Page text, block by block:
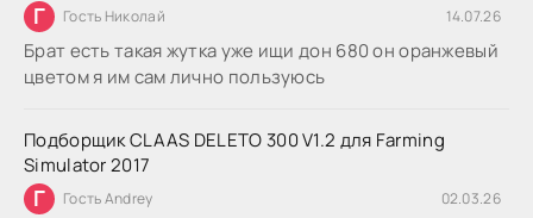
Г Гость Николай 14.07.26
Брат есть такая жутка уже ищи дон 680 он оранжевый
цветом я им сам лично пользуюсь
Подборщик CLAAS DELETO 300 V1.2 для Farming
Simulator 2017
Г Гость Andrey 02.03.26